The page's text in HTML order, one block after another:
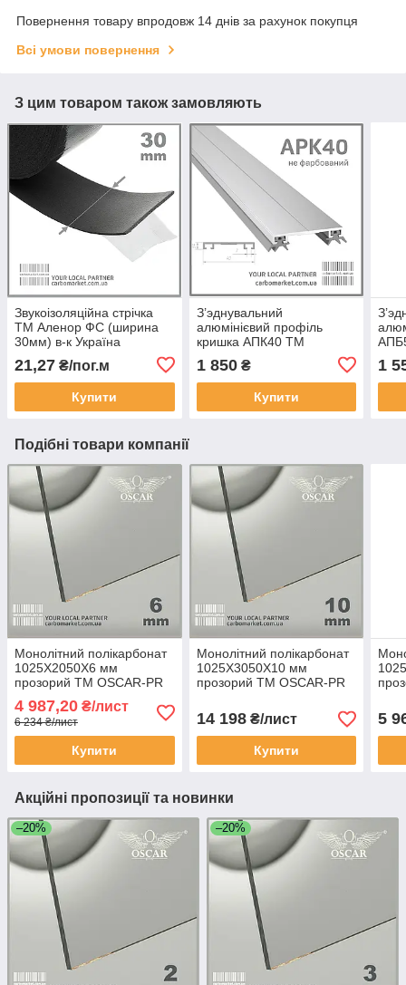
Повернення товару впродовж 14 днів за рахунок покупця
Всі умови повернення
З цим товаром також замовляють
Звукоізоляційна стрічка
ТМ Аленор ФС (ширина
30мм) в-к Україна
21,27 ₴/пог.м
Купити
З’эднувальний
алюмінієвий профіль
кришка АПК40 ТМ
АЛЮПРО 40 мм / довжина
6,1 м не фарбований
(Україна)
1 850₴
Купити
1
Подібні товари компанії
Монолітний полікарбонат
1025Х2050Х6 мм
прозорий TM OSCAR-PR
Solid (ОСКАР-Преміум)
Сербія
4 987,20 ₴/лист
6 234 ₴/лист
Купити
Монолітний полікарбонат
1025Х3050Х10 мм
прозорий TM OSCAR-PR
Сербія
14 198₴/лист
Купити
5
Акційні пропозиції та новинки
–20% –20%